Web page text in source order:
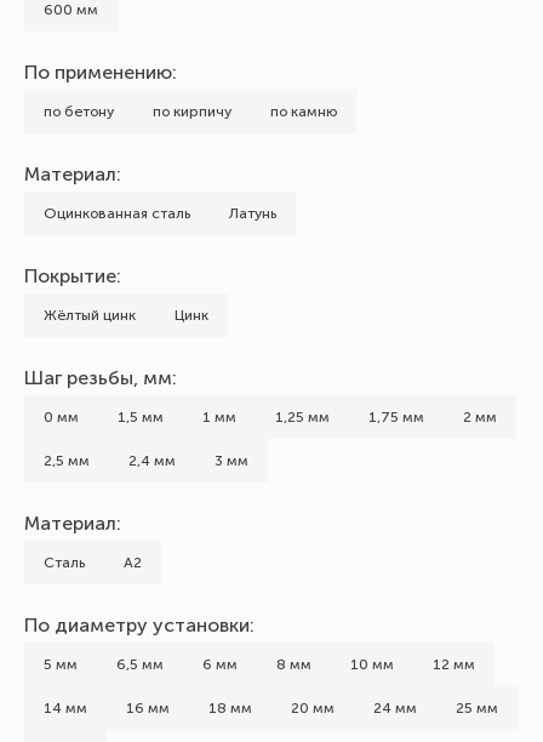
600 мм
По применению:
по бетону по кирпичу по камню
Материал:
Оцинкованная сталь Латунь
Покрытие:
Жёлтый цинк Цинк
Шаг резьбы, мм:
0 мм 1,5 мм 1 мм 1,25 мм 1,75 мм 2 мм
2,5 мм 2,4 мм 3 мм
Материал:
Сталь А2
По диаметру установки:
5 мм 6,5 мм 6 мм 8 мм 10 мм 12 мм
14 мм 16 мм 18 мм 20 мм 24 мм 25 мм